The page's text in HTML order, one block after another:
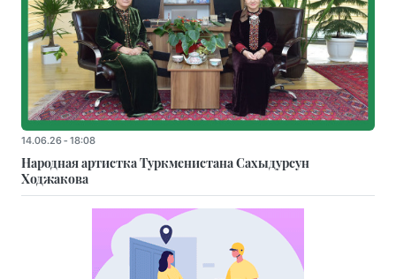
14.06.26 - 18:08
Народная артистка Туркменистана Сахыдурсун
Ходжакова